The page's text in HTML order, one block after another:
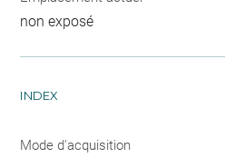
non exposé
INDEX
Mode d'acquisition